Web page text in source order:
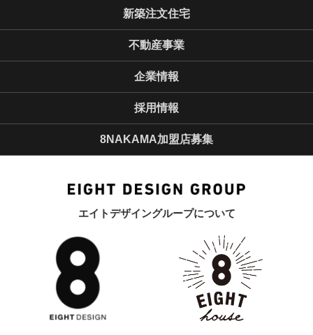
エイトデザイングループについて
新築注文住宅
不動産事業
企業情報
採用情報
8NAKAMA加盟店募集